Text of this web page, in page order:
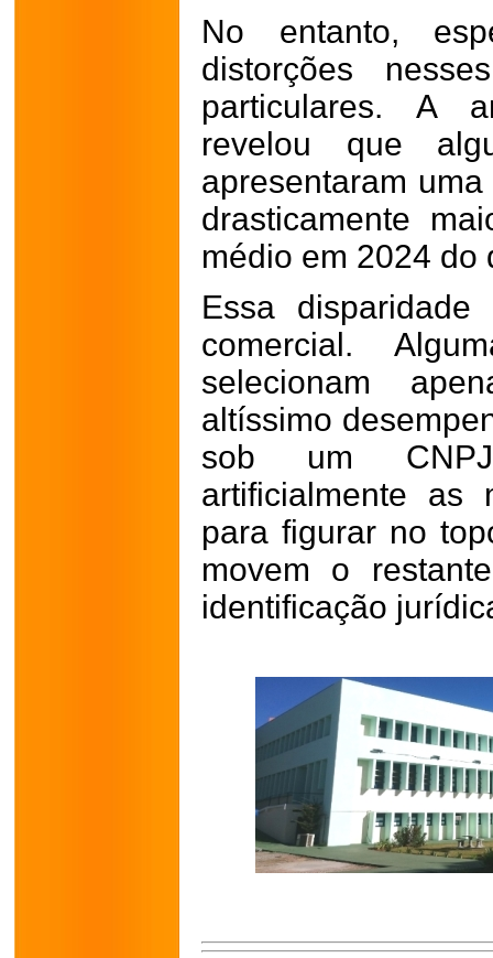
No entanto,
distorções
particulares. A
revelou que
apresentaram
drasticamente
médio em 2024 do
Essa
comercial.
selecionam
altíssimo
sob um CNPJ
artificialmente as
para figurar no
movem o
identificação